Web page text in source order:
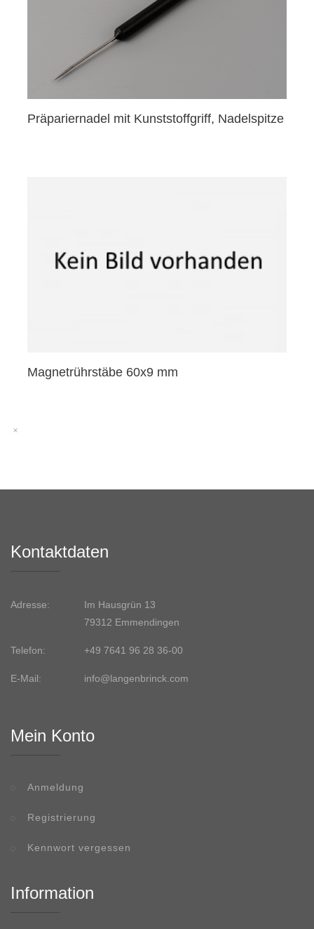
Präpariernadel mit Kunststoffgriff, Nadelspitze
Magnetrührstäbe 60x9 mm
Kontaktdaten
Adresse:
Im Hausgrün 13
79312 Emmendingen
Telefon: +49 7641 96 28 36-00
E-Mail: info@langenbrinck.com
Mein Konto
Anmeldung
Registrierung
Kennwort vergessen
Information